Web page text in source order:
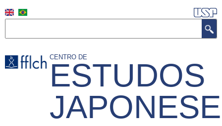
para
principal
CENTRO DE
ESTUDOS